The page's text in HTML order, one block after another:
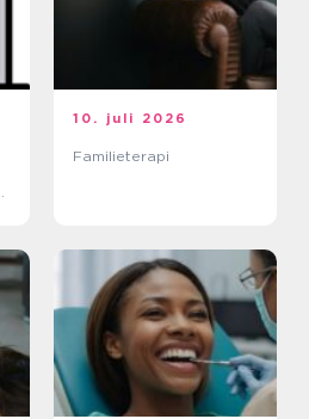
10. juli 2026
Familieterapi